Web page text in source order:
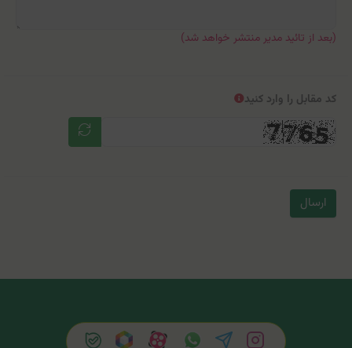
(بعد از تائید مدیر منتشر خواهد شد)
کد مقابل را وارد کنید
ارسال